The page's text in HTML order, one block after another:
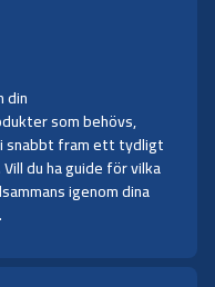
din
som behövs,
snabbt fram ett tydligt
du ha guide för vilka
igenom dina